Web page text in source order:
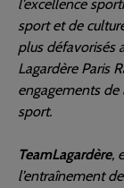
l’excellence
sport et de
plus défavorisés
Lagardère Paris
engagements de
sport.
TeamLagardère,
l’entraînement